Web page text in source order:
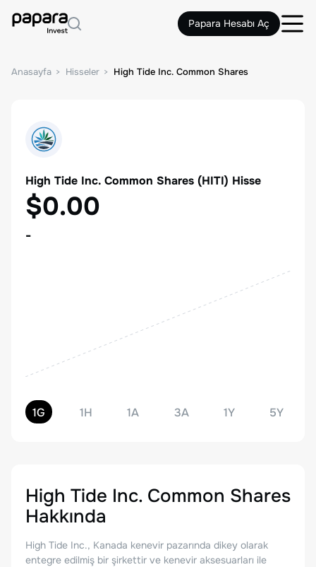
Papara Hesabı Aç
Anasayfa Hisseler High Tide Inc. Common Shares
High Tide Inc. Common Shares (HITI) Hisse
$0.00
-
1G 1H 1A 3A 1Y 5Y
High Tide Inc. Common Shares
Hakkında
High Tide Inc., Kanada kenevir pazarında dikey olarak
entegre edilmiş bir şirkettir ve kenevir aksesuarları ile